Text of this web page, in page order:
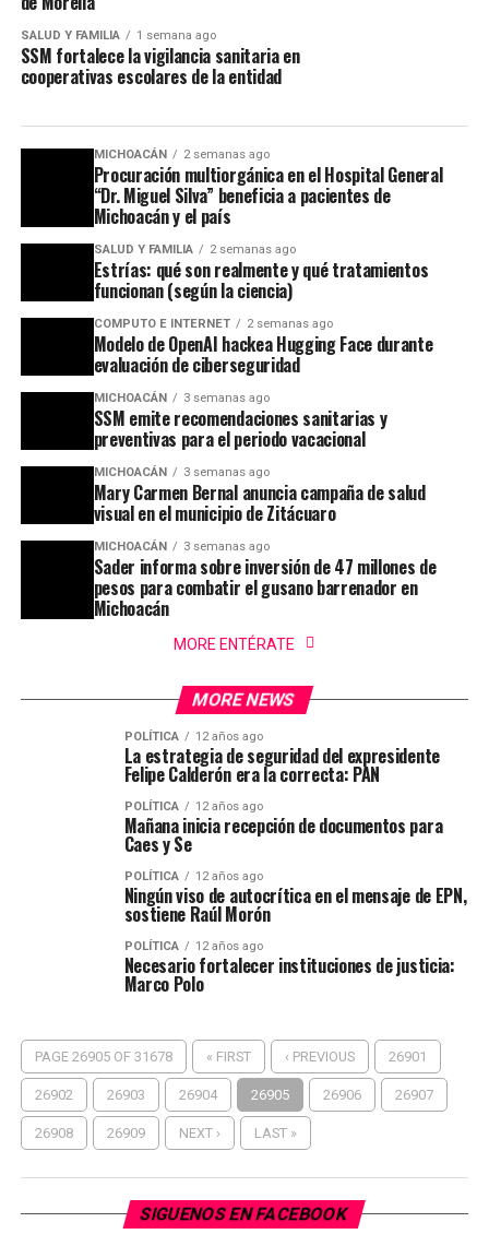
SALUD Y FAMILIA 1 semana ago
SSM fortalece la vigilancia sanitaria en
cooperativas escolares de la entidad
MICHOACÁN 2 semanas ago
Procuración multiorgánica en el Hospital General
“Dr. Miguel Silva” beneficia a pacientes de
Michoacán y el país
SALUD Y FAMILIA 2 semanas ago
Estrías: qué son realmente y qué tratamientos
funcionan (según la ciencia)
COMPUTO E INTERNET 2 semanas ago
Modelo de OpenAI hackea Hugging Face durante
evaluación de ciberseguridad
MICHOACÁN 3 semanas ago
SSM emite recomendaciones sanitarias y
preventivas para el periodo vacacional
MICHOACÁN 3 semanas ago
Mary Carmen Bernal anuncia campaña de salud
visual en el municipio de Zitácuaro
MICHOACÁN 3 semanas ago
Sader informa sobre inversión de 47 millones de
pesos para combatir el gusano barrenador en
Michoacán
MORE ENTÉRATE
MORE NEWS
POLÍTICA 12 años ago
La estrategia de seguridad del expresidente
Felipe Calderón era la correcta: PAN
POLÍTICA 12 años ago
Mañana inicia recepción de documentos para
Caes y Se
POLÍTICA 12 años ago
Ningún viso de autocrítica en el mensaje de EPN,
sostiene Raúl Morón
POLÍTICA 12 años ago
Necesario fortalecer instituciones de justicia:
Marco Polo
PAGE 26905 OF 31678 « FIRST ‹ PREVIOUS 26901
26902 26903 26904 26905 26906 26907
26908 26909 NEXT › LAST »
SIGUENOS EN FACEBOOK